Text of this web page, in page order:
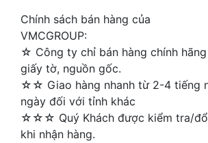
Chính sách bán hàng của
VMCGROUP:
☆ Công ty chỉ bán hàng chính
giấy tờ, nguồn gốc.
☆☆ Giao hàng nhanh từ 2-4 tiếng
ngày đối với tỉnh khác
☆☆☆ Quý Khách được kiểm tra/
khi nhận hàng.